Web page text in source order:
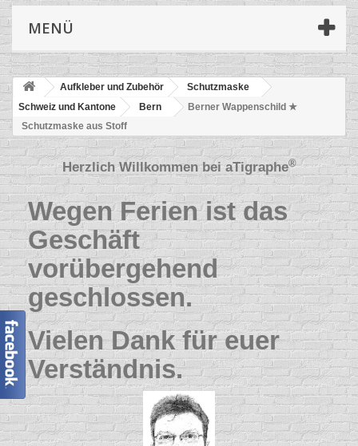
MENÜ
Aufkleber und Zubehör
Schutzmaske
Schweiz und Kantone
Bern
Berner Wappenschild ★
Schutzmaske aus Stoff
Herzlich Willkommen beiaTigraphe®
Wegen Ferien ist das
Geschäft
vorübergehend
geschlossen.
Vielen Dank für euer
Verständnis.